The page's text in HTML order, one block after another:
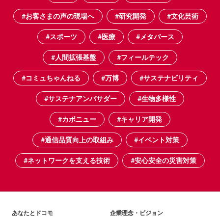
#お客さまの声の現場へ #研究開発 #文化芸術
#スポーツ #医療 #メタバース
#人間拡張基盤 #フィールテック
#コミュちゃんねる #万博 #サステナビリティ
#サステナアンバサダー #生物多様性
#カボニュー #キャリア開発
#通信品質向上の取組み #イベント対策
#ネットワークを支える技術 #安心安全の災害対策
あなたとドコモ 企業理念・ビジョン